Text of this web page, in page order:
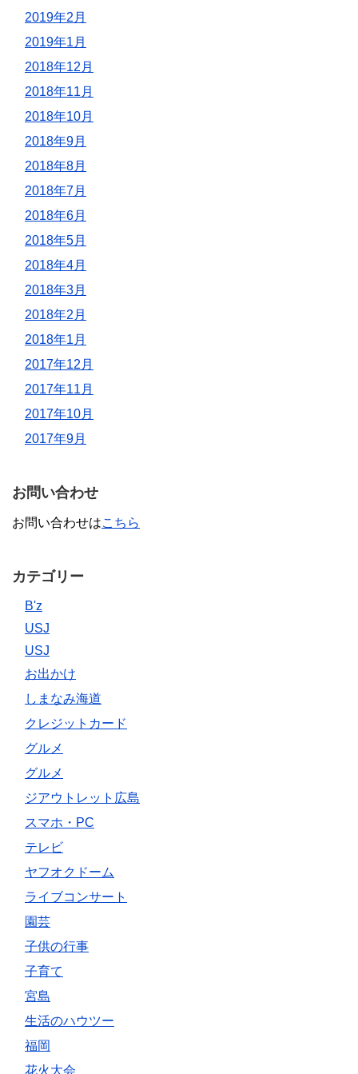
2019年2月
2019年1月
2018年12月
2018年11月
2018年10月
2018年9月
2018年8月
2018年7月
2018年6月
2018年5月
2018年4月
2018年3月
2018年2月
2018年1月
2017年12月
2017年11月
2017年10月
2017年9月
お問い合わせ
お問い合わせはこちら
カテゴリー
B'z
USJ
USJ
お出かけ
しまなみ海道
クレジットカード
グルメ
グルメ
ジアウトレット広島
スマホ・PC
テレビ
ヤフオクドーム
ライブコンサート
園芸
子供の行事
子育て
宮島
生活のハウツー
福岡
花火大会